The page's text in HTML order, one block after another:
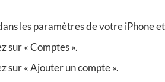
les paramètres de votre iPhone
sur « Comptes ».
sur « Ajouter un compte ».